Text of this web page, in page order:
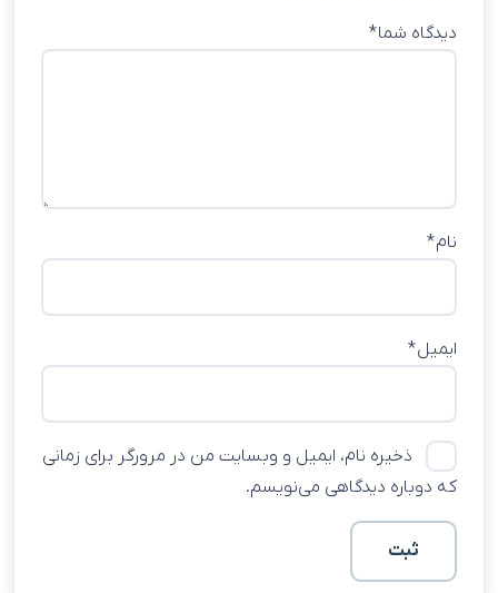
دیدگاه شما*
نام*
ایمیل*
ذخیره نام، ایمیل و وبسایت من در مرورگر برای زمانی
که دوباره دیدگاهی می‌نویسم.